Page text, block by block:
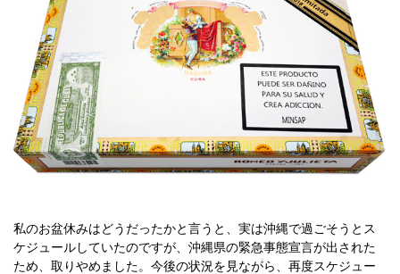
私のお盆休みはどうだったかと言うと、実は沖縄で過ごそうとス
ケジュールしていたのですが、沖縄県の緊急事態宣言が出された
ため、取りやめました。今後の状況を見ながら、再度スケジュー